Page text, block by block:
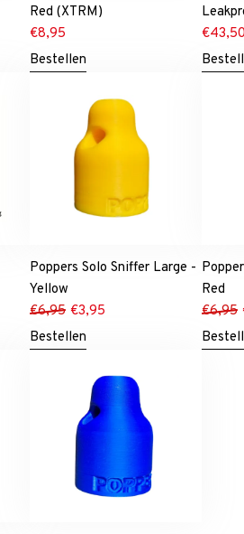
Red (XTRM)
€8,95
Bestellen
€43,50
Poppers Solo Sniffer Large -
Yellow
€6,95 €3,95
Bestellen
Red
€6,95